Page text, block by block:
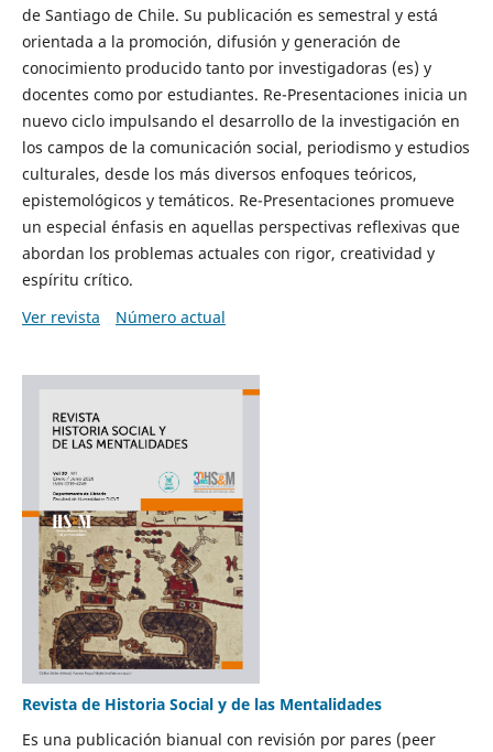
de Santiago de Chile. Su publicación es semestral y está
orientada a la promoción, difusión y generación de
conocimiento producido tanto por investigadoras (es) y
docentes como por estudiantes. Re-Presentaciones inicia un
nuevo ciclo impulsando el desarrollo de la investigación en
los campos de la comunicación social, periodismo y estudios
culturales, desde los más diversos enfoques teóricos,
epistemológicos y temáticos. Re-Presentaciones promueve
un especial énfasis en aquellas perspectivas reflexivas que
abordan los problemas actuales con rigor, creatividad y
espíritu crítico.
Ver revista
Número actual
Revista de Historia Social y de las Mentalidades
Es una publicación bianual con revisión por pares (peer